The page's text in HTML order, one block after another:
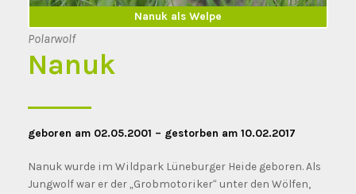
Nanuk als Welpe
Nanuk erwachsen
Polarwolf
Nanuk
geboren am 02.05.2001 – gestorben am 10.02.2017
Nanuk wurde im Wildpark Lüneburger Heide geboren. Als
Jungwolf war er der „Grobmotoriker“ unter den Wölfen,